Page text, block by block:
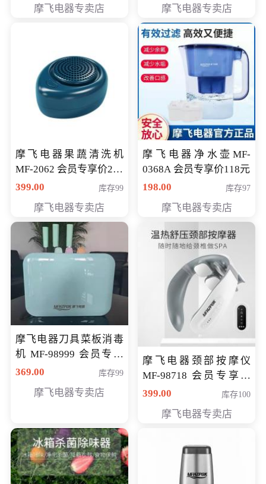
摩飞电器专卖店 摩飞电器专卖店
摩飞电器果蔬清洗机
MF-2062 会员专享价268
元
399.00 库存99
摩飞电器专卖店
摩飞电器净水壶MF-
0368A 会员专享价118元
198.00
库存97
摩飞电器专卖店
摩飞电器刀具菜板消毒
机 MF-98999 会员专享
价286元
369.00 库存99
摩飞电器专卖店
摩飞电器颈部按摩仪
MF-98718 会员专享价
299元
399.00 库存100
摩飞电器专卖店